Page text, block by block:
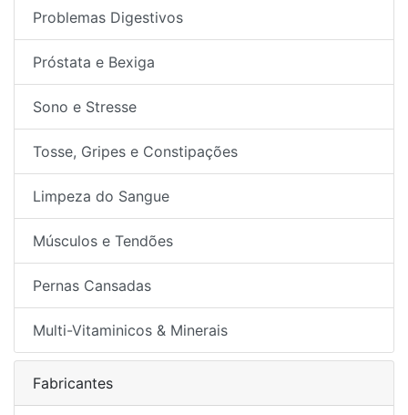
Problemas Digestivos
Próstata e Bexiga
Sono e Stresse
Tosse, Gripes e Constipações
Limpeza do Sangue
Músculos e Tendões
Pernas Cansadas
Multi-Vitaminicos & Minerais
Fabricantes